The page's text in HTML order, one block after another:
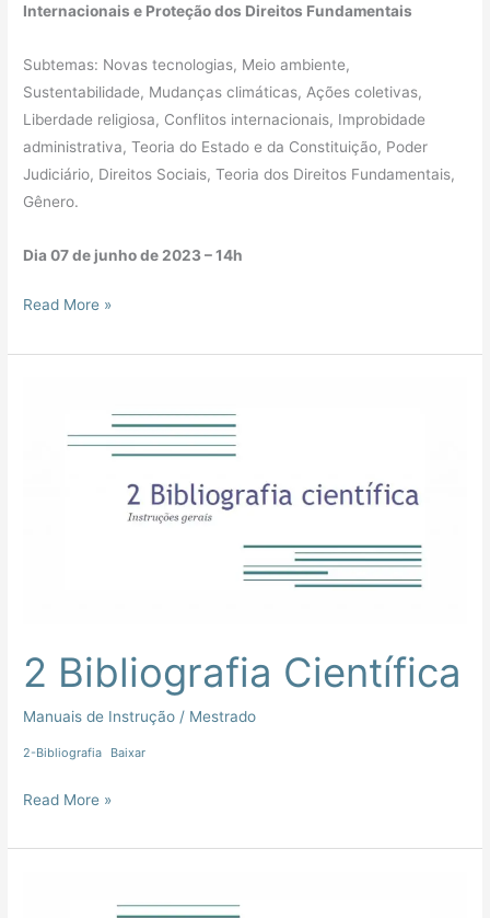
Internacionais e Proteção dos Direitos Fundamentais
Subtemas: Novas tecnologias, Meio ambiente,
Sustentabilidade, Mudanças climáticas, Ações coletivas,
Liberdade religiosa, Conflitos internacionais, Improbidade
administrativa, Teoria do Estado e da Constituição, Poder
Judiciário, Direitos Sociais, Teoria dos Direitos Fundamentais,
Gênero.
Dia 07 de junho de 2023 – 14h
Read More »
2 Bibliografia Científica
Manuais de Instrução / Mestrado
2-Bibliografia Baixar
Científica
Read More »